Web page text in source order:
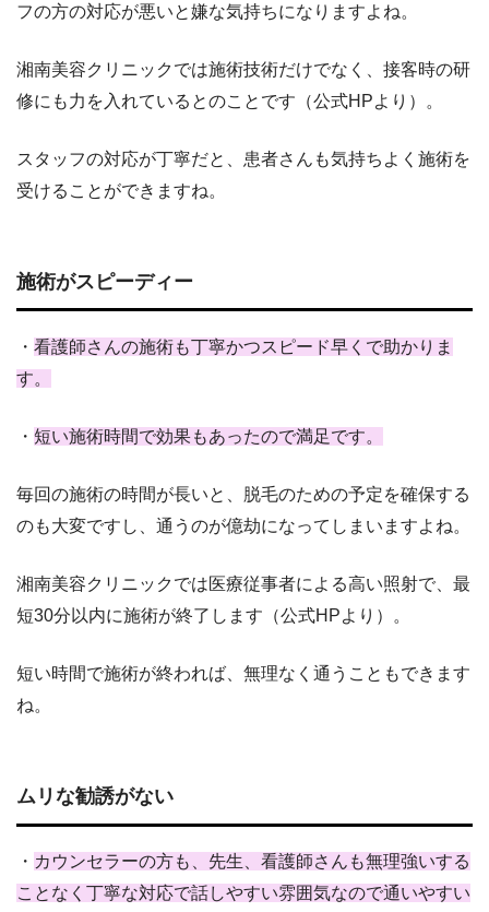
フの方の対応が悪いと嫌な気持ちになりますよね。
湘南美容クリニックでは施術技術だけでなく、接客時の研
修にも力を入れているとのことです（公式HPより）。
スタッフの対応が丁寧だと、患者さんも気持ちよく施術を
受けることができますね。
施術がスピーディー
・ 看護師さんの施術も丁寧かつスピード早くで助かりま
す。
・ 短い施術時間で効果もあったので満足です。
毎回の施術の時間が長いと、脱毛のための予定を確保する
のも大変ですし、通うのが億劫になってしまいますよね。
湘南美容クリニックでは医療従事者による高い照射で、最
短30分以内に施術が終了します（公式HPより）。
短い時間で施術が終われば、無理なく通うこともできます
ね。
ムリな勧誘がない
・ カウンセラーの方も、先生、看護師さんも無理強いする
ことなく丁寧な対応で話しやすい雰囲気なので通いやすい